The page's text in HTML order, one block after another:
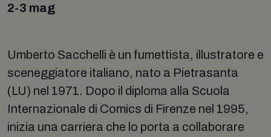
2-3 mag
Umberto Sacchelli è un fumettista, illustratore e
sceneggiatore italiano, nato a Pietrasanta
(LU) nel 1971. Dopo il diploma alla Scuola
Internazionale di Comics di Firenze nel 1995,
inizia una carriera che lo porta a collaborare